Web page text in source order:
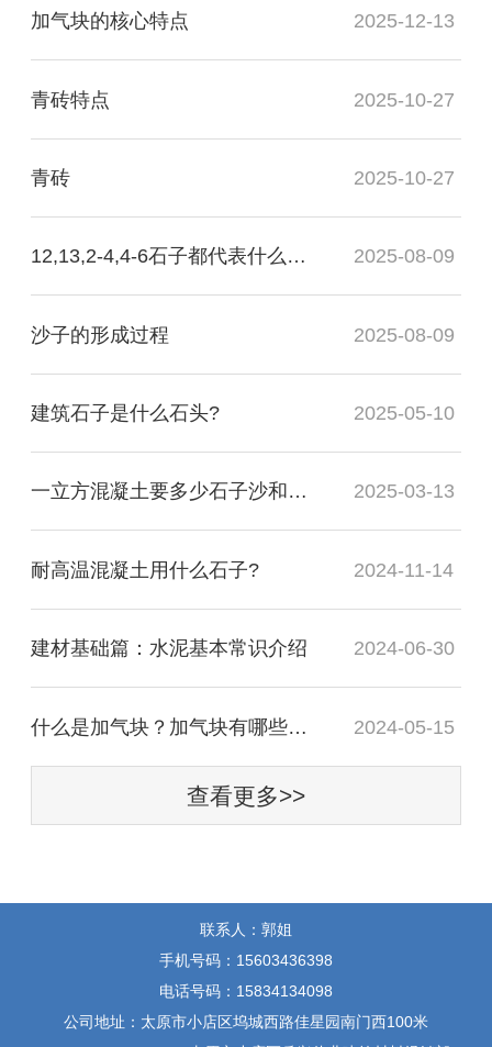
加气块的核心特点 2025-12-13
青砖特点 2025-10-27
青砖 2025-10-27
12,13,2-4,4-6石子都代表什么意思？ 2025-08-09
沙子的形成过程 2025-08-09
建筑石子是什么石头? 2025-05-10
一立方混凝土要多少石子沙和水泥？ 2025-03-13
耐高温混凝土用什么石子? 2024-11-14
建材基础篇：水泥基本常识介绍 2024-06-30
什么是加气块？加气块有哪些优点和缺点？ 2024-05-15
查看更多>>
联系人：郭姐
手机号码：15603436398
电话号码：15834134098
公司地址：太原市小店区坞城西路佳星园南门西100米